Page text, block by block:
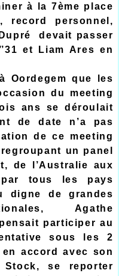
à la 7ème place
record personnel,
devait passer
et Liam Ares en
Oordegem que les
du meeting
ans se déroulait
de date n’a pas
de ce meeting
un panel
de l’Australie aux
par tous les pays
digne de grandes
Agathe
participer au
sous les 2
accord avec son
Stock, se reporter